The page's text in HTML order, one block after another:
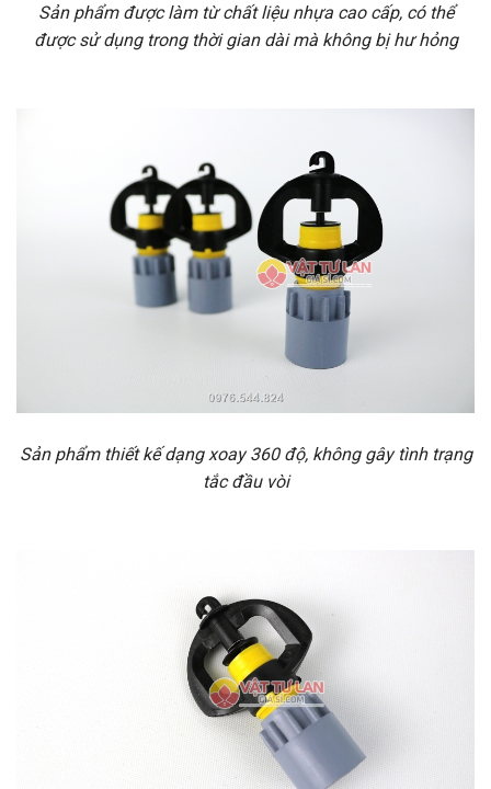
Sản phẩm được làm từ chất liệu nhựa cao cấp, có thể
được sử dụng trong thời gian dài mà không bị hư hỏng
Sản phẩm thiết kế dạng xoay 360 độ, không gây tình trạng
tắc đầu vòi